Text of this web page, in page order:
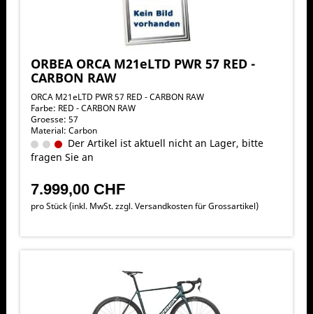
ORBEA ORCA M21eLTD PWR 57 RED -
CARBON RAW
ORCA M21eLTD PWR 57 RED - CARBON RAW
Farbe: RED - CARBON RAW
Groesse: 57
Material: Carbon
Der Artikel ist aktuell nicht an Lager, bitte
fragen Sie an
7.999,00 CHF
pro Stück (inkl. MwSt. zzgl.Versandkosten für Grossartikel)